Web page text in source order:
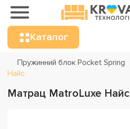
Каталог
Пружинний блок Pocket Spring
Найс
Матрац MatroLuxe Найс